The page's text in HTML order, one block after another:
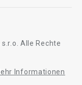
Alle Rechte
Informationen